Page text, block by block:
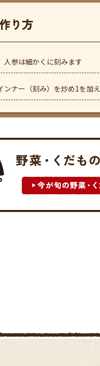
人参は細かくに刻みます
ンナー（刻み）を炒め1を加